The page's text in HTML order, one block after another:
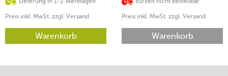
Preis inkl. MwSt. zzgl. Versand
Warenkorb
Preis inkl. MwSt. zzgl. Versand
Warenkorb